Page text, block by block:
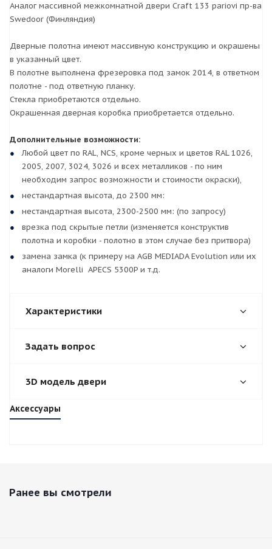
Аналог массивной межкомнатной двери Craft 133 pariovi пр-ва
Swedoor (Финляндия)
Дверные полотна имеют массивную конструкцию и окрашены
в указанный цвет.
В полотне выполнена фрезеровка под замок 2014, в ответном
полотне - под ответную планку.
Стекла приобретаются отдельно.
Окрашенная дверная коробка приобретается отдельно.
Дополнительные возможности:
Любой цвет по RAL, NCS, кроме черных и цветов RAL 1026,
2005, 2007, 3024, 3026 и всех металликов - по ним
необходим запрос возможности и стоимости окраски),
нестандартная высота, до 2300 мм:
нестандартная высота, 2300-2500 мм: (по запросу)
врезка под скрытые петли (изменяется конструктив
полотна и коробки - полотно в этом случае без притвора)
замена замка (к примеру на AGB MEDIADA Evolution или их
аналоги Morelli APECS 5300P и т.д.
Характеристики
Задать вопрос
3D модель двери
Аксессуары
Ранее вы смотрели